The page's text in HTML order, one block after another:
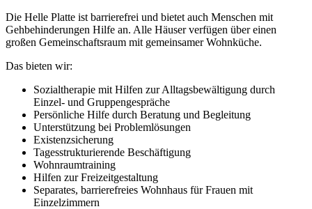
Die Helle Platte ist barrierefrei und bietet auch Menschen mit
Gehbehinderungen Hilfe an. Alle Häuser verfügen über einen
großen Gemeinschaftsraum mit gemeinsamer Wohnküche.
Das bieten wir:
Sozialtherapie mit Hilfen zur Alltagsbewältigung durch
Einzel- und Gruppengespräche
Persönliche Hilfe durch Beratung und Begleitung
Unterstützung bei Problemlösungen
Existenzsicherung
Tagesstrukturierende Beschäftigung
Wohnraumtraining
Hilfen zur Freizeitgestaltung
Separates, barrierefreies Wohnhaus für Frauen mit
Einzelzimmern